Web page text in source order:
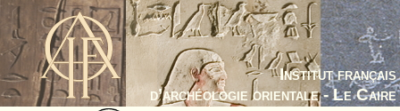
Institut français
d’archéologie orientale - Le Caire